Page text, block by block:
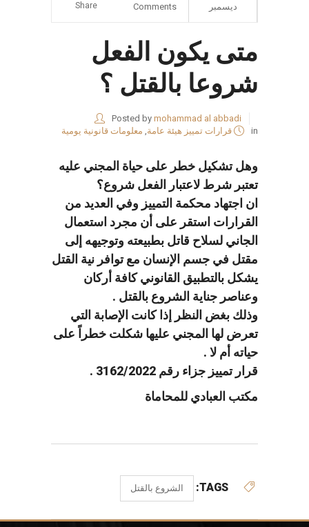
ديسمبر Comments
Share
متى يكون الفعل
شروعا بالقتل ؟
Posted by mohammad al abbadi
in
قرارات تمييز هيئة عامة, معلومات قانونية يومية
وهل تشكيل خطر على حياة المجني عليه
تعتبر شرط لاعتبار الفعل شروع؟
ان اجتهاد محكمة التمييز وفي العديد من
القرارات استقر على أن مجرد استعمال
الجاني لسلاح قاتل بطبيعته وتوجيهه إلى
مقتل في جسم الإنسان مع توافر نية القتل
يشكل بالتطبيق القانوني كافة أركان
وعناصر جناية الشروع بالقتل .
وذلك بغض النظر إذا كانت الإصابة التي
تعرض لها المجني عليها شكلت خطراً على
حياته أم لا .
قرار تمييز جزاء رقم 3162/2022 .
مكتب العبادي للمحاماة
TAGS: الشروع بالقتل